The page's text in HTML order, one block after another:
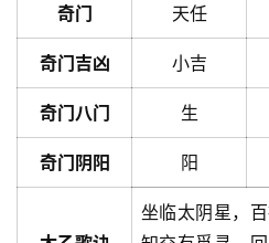
奇门 天任
奇门吉凶 小吉
奇门八门 生
奇门阴阳 阳
坐临太阴星，